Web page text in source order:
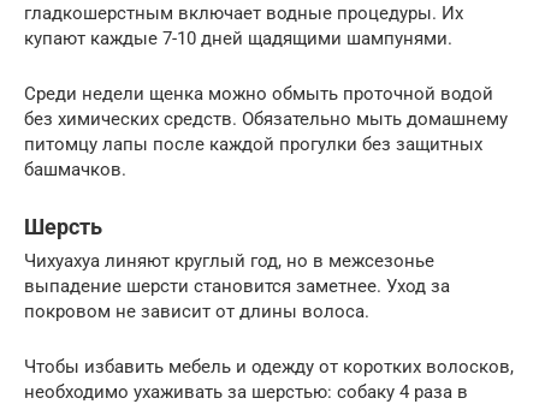
гладкошерстным включает водные процедуры. Их
купают каждые 7-10 дней щадящими шампунями.
Среди недели щенка можно обмыть проточной водой
без химических средств. Обязательно мыть домашнему
питомцу лапы после каждой прогулки без защитных
башмачков.
Шерсть
Чихуахуа линяют круглый год, но в межсезонье
выпадение шерсти становится заметнее. Уход за
покровом не зависит от длины волоса.
Чтобы избавить мебель и одежду от коротких волосков,
необходимо ухаживать за шерстью: собаку 4 раза в